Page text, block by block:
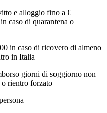
e alloggio fino a €
caso di quarantena o
in caso di ricovero di almeno
in Italia
giorni di soggiorno non
rientro forzato